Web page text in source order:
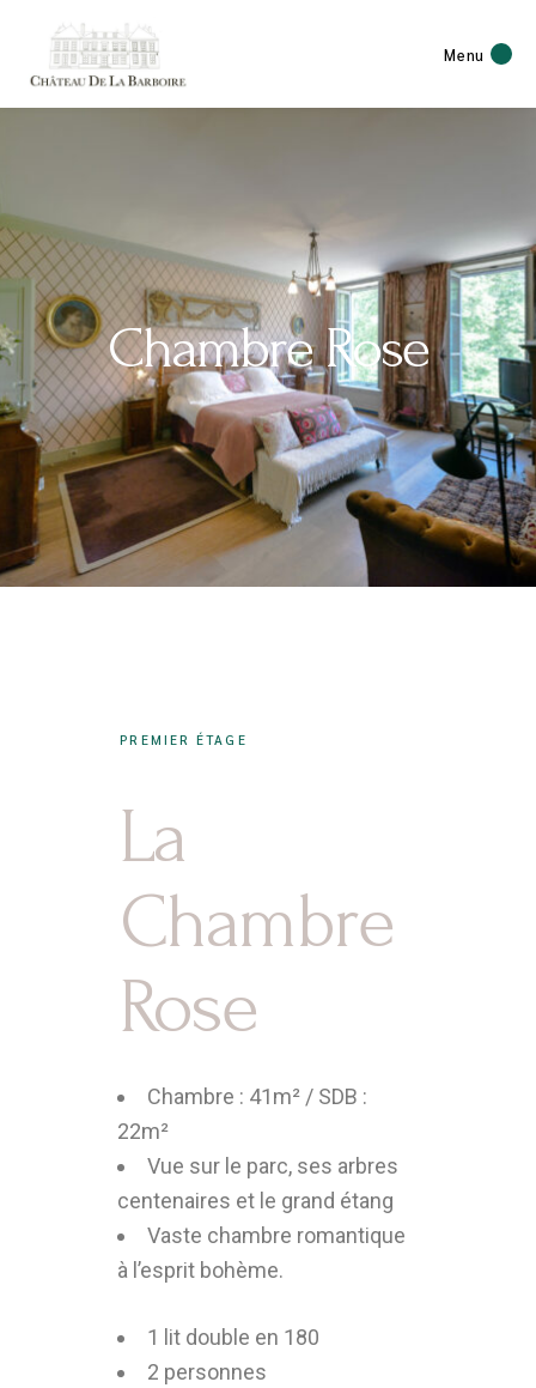
Menu
Chambre Rose
PREMIER ÉTAGE
La
Chambre
Rose
Chambre : 41m² / SDB :
22m²
Vue sur le parc, ses arbres
centenaires et le grand étang
Vaste chambre romantique
à l’esprit bohème.
1 lit double en 180
2 personnes